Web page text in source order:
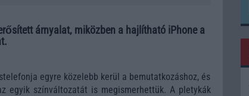
árnyalat, miközben a hajlítható iPhone a
egyre közelebb kerül a bemutatkozáshoz, és
egyik színváltozatát is megismerhettük. A pletykák